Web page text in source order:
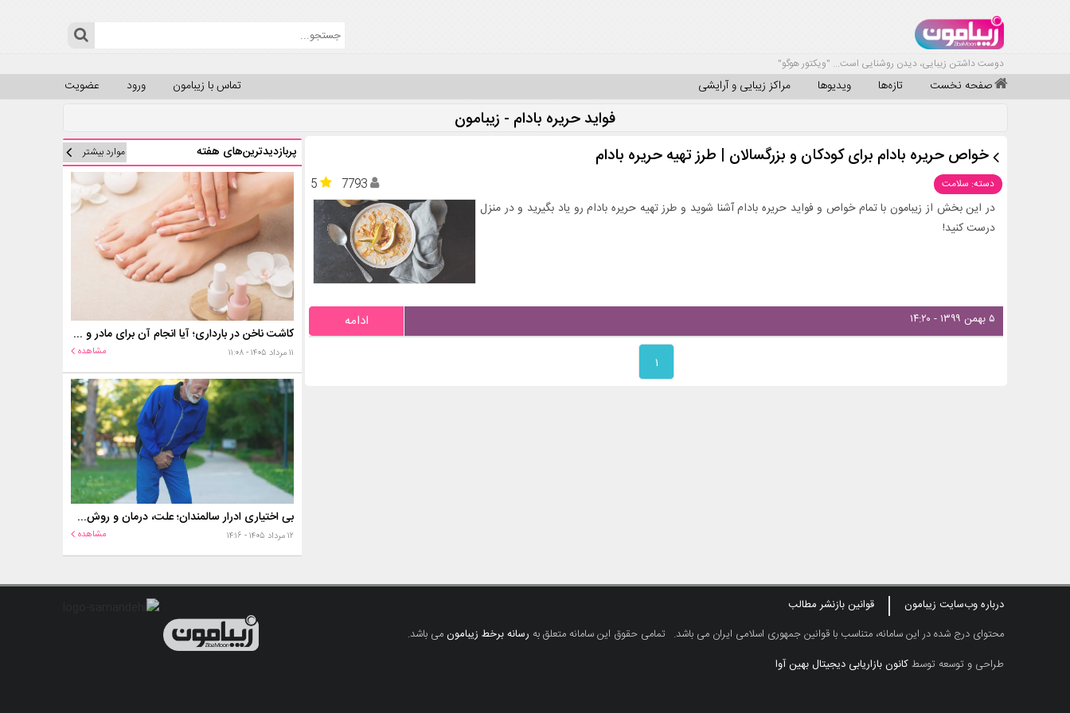
دوست داشتن زیبایی، دیدن روشنایی است... "ویکتور هوگو"
صفحه نخست تازه‌ها ویدیوها مراکز زیبایی و آرایشی عضویت ورود تماس با زیبامون
فواید حریره بادام - زیبامون
خواص حریره بادام برای کودکان و بزرگسالان | طرز تهیه حریره بادام
دسته: سلامت 5
7793
در این بخش از زیبامون با تمام خواص و فواید حریره بادام آشنا شوید و طرز تهیه حریره بادام رو یاد بگیرید و در منزل
درست کنید!
۵ بهمن ۱۳۹۹ - ۱۴:۲۰ ادامه
۱
پربازدیدترین‌های هفته موارد بیشتر
کاشت ناخن در بارداری؛ آیا انجام آن برای مادر و جنین خطر دارد؟
۱۱ مرداد ۱۴۰۵ - ۱۱:۰۸ مشاهده
بی اختیاری ادرار سالمندان؛ علت، درمان و روش‌های کنترل در منزل
۱۲ مرداد ۱۴۰۵ - ۱۴:۱۶ مشاهده
درباره وب‌سایت زیبامون
قوانین بازنشر مطالب
محتوای درج شده در این سامانه، متناسب با قوانین جمهوری اسلامی ایران می باشد. تمامی حقوق این سامانه متعلق به رسانه برخط زیبامونمی باشد.
طراحی و توسعه توسطکانون بازاریابی دیجیتال بهین آوا